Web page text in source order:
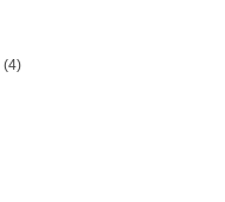
(4)